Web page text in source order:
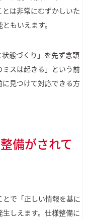
は非常にむずかしいた
もいえます。
態づくり」を先ず念頭
スは起きる」という前
見つけて対応できる方
備がされて
で「正しい情報を基に
しえます。仕様整備に